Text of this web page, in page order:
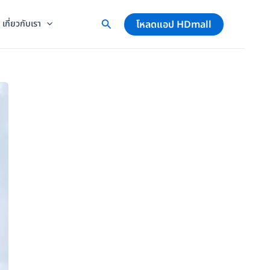
เกี่ยวกับเรา โหลดแอป HDmall